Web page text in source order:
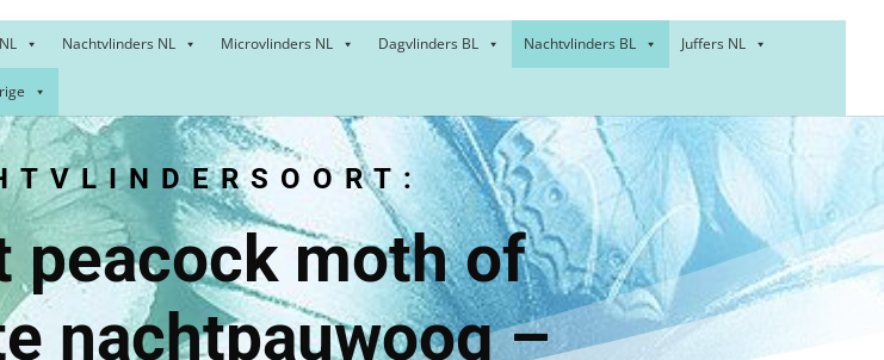
Nachtvlinders NL Microvlinders NL Dagvlinders BL Nachtvlinders BL Juffers NL
moth of
–